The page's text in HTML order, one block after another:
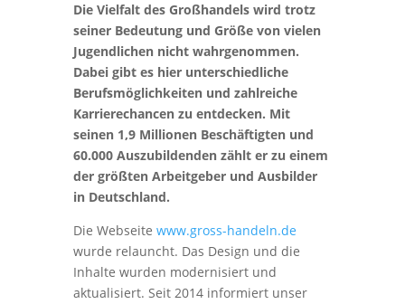
Die Vielfalt des Großhandels wird trotz
seiner Bedeutung und Größe von vielen
Jugendlichen nicht wahrgenommen.
Dabei gibt es hier unterschiedliche
Berufsmöglichkeiten und zahlreiche
Karrierechancen zu entdecken. Mit
seinen 1,9 Millionen Beschäftigten und
60.000 Auszubildenden zählt er zu einem
der größten Arbeitgeber und Ausbilder
in Deutschland.
Die Webseite www.gross-handeln.de
wurde relauncht. Das Design und die
Inhalte wurden modernisiert und
aktualisiert. Seit 2014 informiert unser